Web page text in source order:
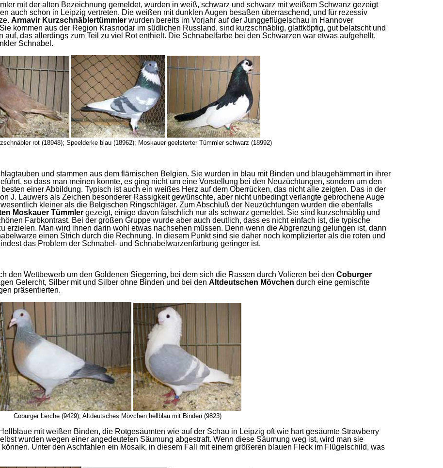
mit der alten Bezeichnung gemeldet, wurden in weiß, schwarz und schwarz mit weißem Schwanz gezeigt
auch schon in Leipzig vertreten. Die weißen mit dunklen Augen besaßen überraschend, und für rezessiv
Armavir Kurzschnäblertümmler wurden bereits im Vorjahr auf der Junggeflügelschau in Hannover
kommen aus der Region Krasnodar im südlichen Russland, sind kurzschnäblig, glattköpfig, gut belatscht und
das allerdings zum Teil zu viel Rot enthielt. Die Schnabelfarbe bei den Schwarzen war etwas aufgehellt,
Schnabel.
rot (18948); Speelderke blau (18962); Moskauer geelsterter Tümmler schwarz (18992)
und stammen aus dem flämischen Belgien. Sie wurden in blau mit Binden und blaugehämmert in ihrer
so dass man meinen konnte, es ging nicht um eine Vorstellung bei den Neuzüchtungen, sondern um den
einer Abbildung. Typisch ist auch ein weißes Herz auf dem Oberrücken, das nicht alle zeigten. Das in der
J. Lauwers als Zeichen besonderer Rassigkeit gewünschte, aber nicht unbedingt verlangte gebrochene Auge
kleiner als die Belgischen Ringschläger. Zum Abschluß der Neuzüchtungen wurden die ebenfalls
Moskauer Tümmler gezeigt, einige davon fälschlich nur als schwarz gemeldet. Sie sind kurzschnäblig und
Farbkontrast. Bei der großen Gruppe wurde aber auch deutlich, dass es nicht einfach ist, die typische
erzielen. Man wird ihnen darin wohl etwas nachsehen müssen. Denn wenn die Abgrenzung gelungen ist, dann
einen Strich durch die Rechnung. In diesem Punkt sind sie daher noch komplizierter als die roten und
das Problem der Schnabel- und Schnabelwarzenfärbung geringer ist.
den Wettbewerb um den Goldenen Siegerring, bei dem sich die Rassen durch Volieren bei den Coburger
Gelercht, Silber mit und Silber ohne Binden und bei den Altdeutschen Mövchen durch eine gemischte
präsentierten.
Coburger Lerche (9429); Altdeutsches Mövchen hellblau mit Binden (9823)
mit weißen Binden, die Rotgesäumten wie auf der Schau in Leipzig oft wie hart gesäumte Strawberry
wurden wegen einer angedeuteten Säumung abgestraft. Wenn diese Säumung weg ist, wird man sie
Unter den Aschfahlen ein Mosaik, in diesem Fall mit einem größeren blauen Fleck im Flügelschild, was